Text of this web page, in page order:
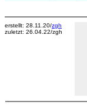
erstellt: 28.11.20/zgh
zuletzt: 26.04.22/zgh